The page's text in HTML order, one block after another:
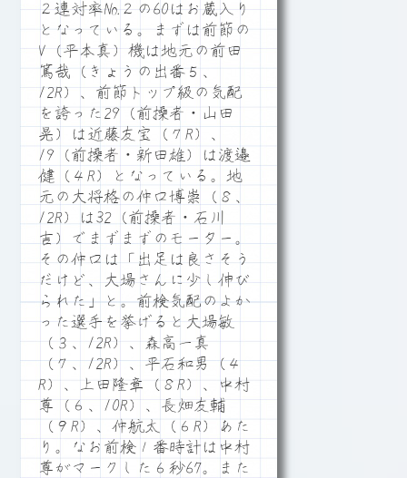
２連対率№２の60はお蔵入り
となっている。まずは前節の
V（平本真）機は地元の前田
篤哉（きょうの出番５、
12R）、前節トップ級の気配
を誇った29（前操者・山田
晃）は近藤友宝（７R）、
19（前操者・新田雄）は渡邉
健（４R）となっている。地
元の大将格の仲口博崇（８、
12R）は32（前操者・石川
吉）でまずまずのモーター。
その仲口は「出足は良さそう
だけど、大場さんに少し伸び
られた」と。前検気配のよか
った選手を挙げると大場敏
（３、12R）、森高一真
（７、12R）、平石和男（４
R）、上田隆章（８R）、中村
尊（６、10R）、長畑友輔
（９R）、仲航太（６R）あた
り。なお前検１番時計は中村
尊がマークした６秒67。また